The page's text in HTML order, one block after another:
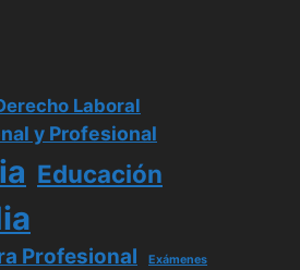
Laboral
y Profesional
Educación
Profesional Exámenes